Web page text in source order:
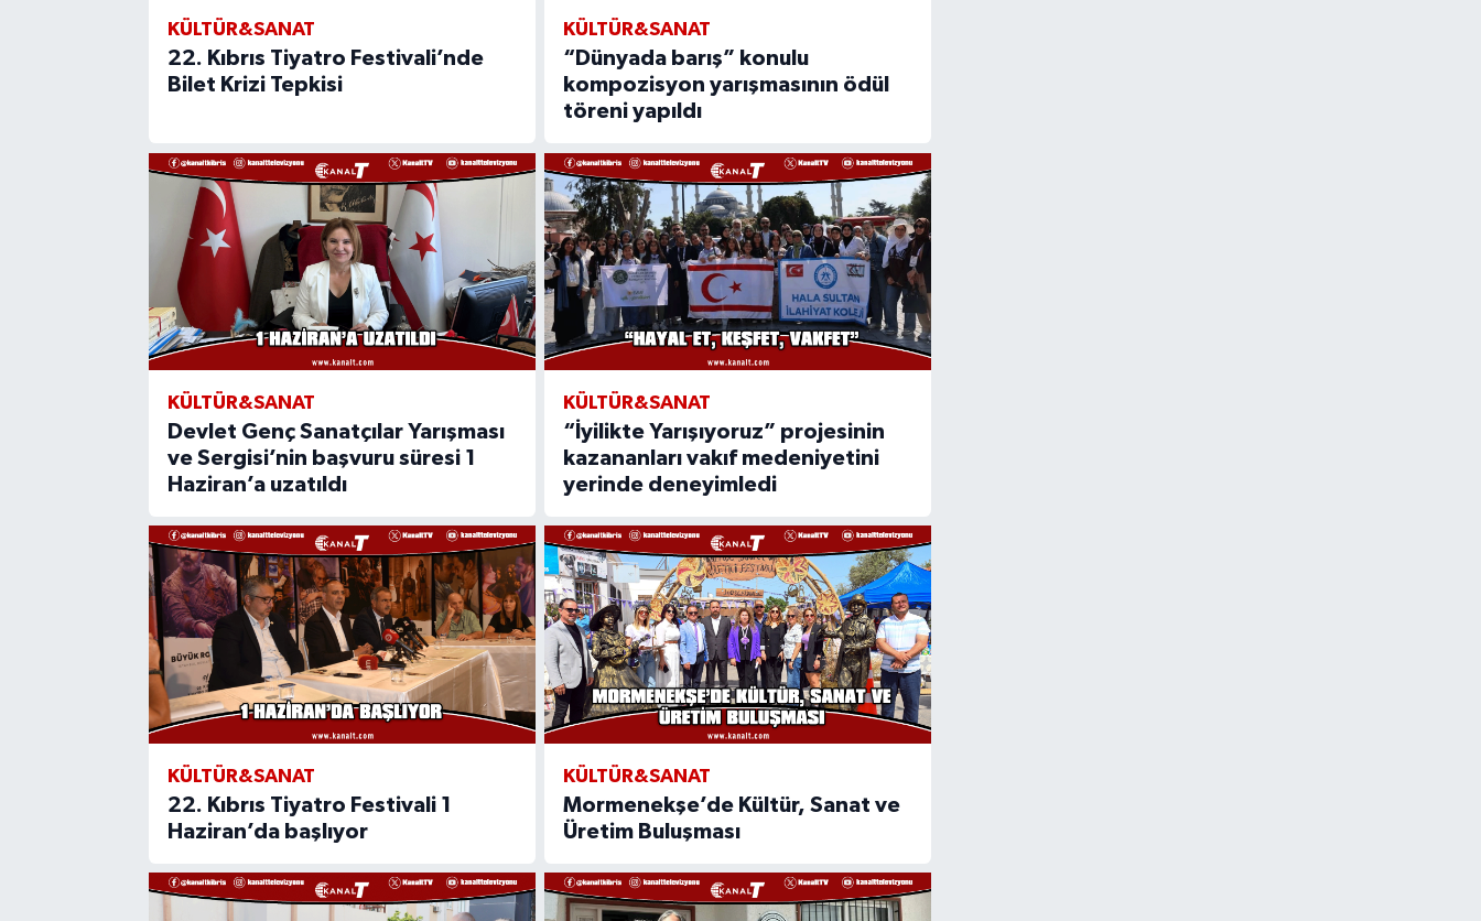
KÜLTÜR&SANAT
22. Kıbrıs Tiyatro Festivali’nde
Bilet Krizi Tepkisi
KÜLTÜR&SANAT
“Dünyada barış” konulu
kompozisyon yarışmasının ödül
töreni yapıldı
KÜLTÜR&SANAT
Devlet Genç Sanatçılar Yarışması
ve Sergisi’nin başvuru süresi 1
Haziran’a uzatıldı
KÜLTÜR&SANAT
“İyilikte Yarışıyoruz” projesinin
kazananları vakıf medeniyetini
yerinde deneyimledi
KÜLTÜR&SANAT
22. Kıbrıs Tiyatro Festivali 1
Haziran’da başlıyor
KÜLTÜR&SANAT
Mormenekşe’de Kültür, Sanat ve
Üretim Buluşması